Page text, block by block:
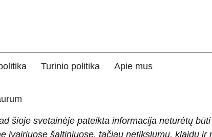
Turinio politika Apie mus
šioje svetainėje pateikta informacija neturėtų
įvairiuose šaltiniuose, tačiau netikslumų, klaidų